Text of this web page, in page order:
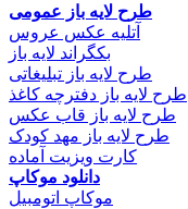
طرح لایه باز عمومی
آتلیه عکس عروس
بکگراند لایه باز
طرح لایه باز تبلیغاتی
طرح لایه باز دفترچه کاغذ
طرح لایه باز قاب عکس
طرح لایه باز مهد کودک
کارت ویزیت آماده
دانلود موکاپ
موکاپ اتومبیل